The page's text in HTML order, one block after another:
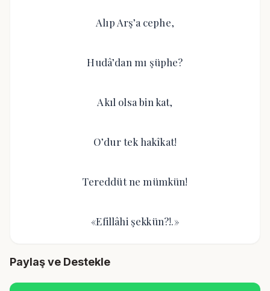
Alıp Arş’a cephe,
Hudâ’dan mı şüphe?
Akıl olsa bin kat,
O’dur tek hakîkat!
Tereddüt ne mümkün!
«Efillâhi şekkün?!.»
Paylaş ve Destekle